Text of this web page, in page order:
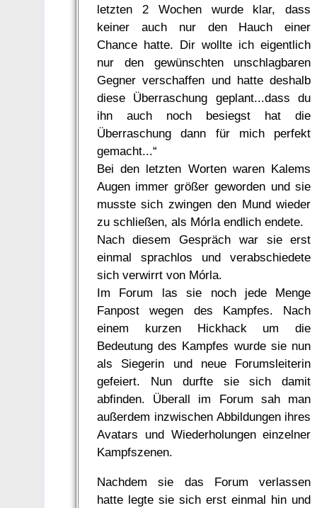
letzten 2 Wochen wurde klar, dass
keiner auch nur den Hauch einer
Chance hatte. Dir wollte ich eigentlich
nur den gewünschten unschlagbaren
Gegner verschaffen und hatte deshalb
diese Überraschung geplant...dass du
ihn auch noch besiegst hat die
Überraschung dann für mich perfekt
gemacht...“
Bei den letzten Worten waren Kalems
Augen immer größer geworden und sie
musste sich zwingen den Mund wieder
zu schließen, als Mórla endlich endete.
Nach diesem Gespräch war sie erst
einmal sprachlos und verabschiedete
sich verwirrt von Mórla.
Im Forum las sie noch jede Menge
Fanpost wegen des Kampfes. Nach
einem kurzen Hickhack um die
Bedeutung des Kampfes wurde sie nun
als Siegerin und neue Forumsleiterin
gefeiert. Nun durfte sie sich damit
abfinden. Überall im Forum sah man
außerdem inzwischen Abbildungen ihres
Avatars und Wiederholungen einzelner
Kampfszenen.
Nachdem sie das Forum verlassen
hatte legte sie sich erst einmal hin und